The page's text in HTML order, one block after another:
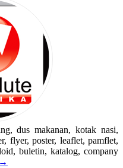
dus makanan, kotak nasi,
flyer, poster, leaflet, pamflet,
buletin, katalog, company